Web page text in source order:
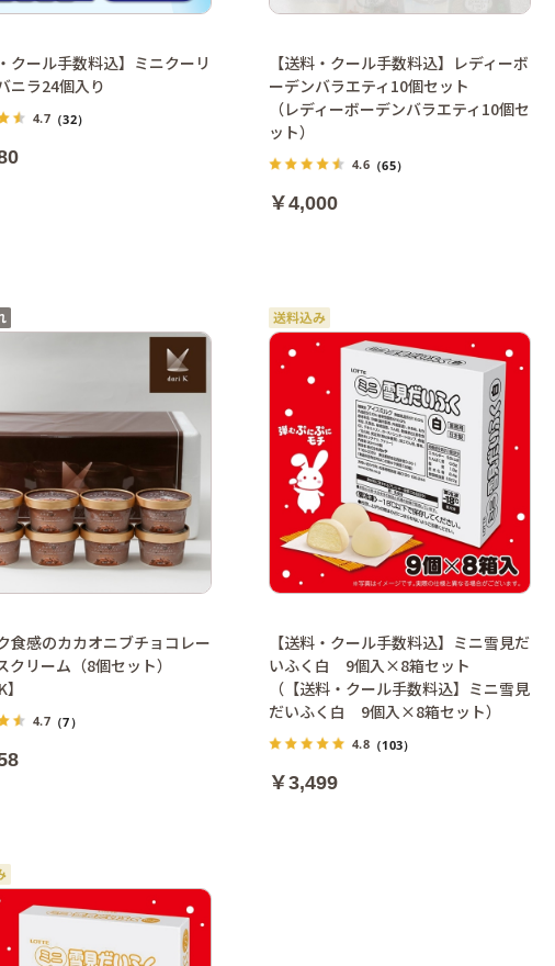
クール手数料込】ミニクーリ
ニラ24個入り
4.7 （32）
【送料・クール手数料込】レディーボ
ーデンバラエティ10個セット
（レディーボーデンバラエティ10個セ
ット）
4.6 （65）
￥4,000
食感のカカオニブチョコレー
クリーム（8個セット）
4.7 （7）
【送料・クール手数料込】ミニ雪見だ
いふく白 9個入×8箱セット
（【送料・クール手数料込】ミニ雪見
だいふく白 9個入×8箱セット）
4.8 （103）
￥3,499